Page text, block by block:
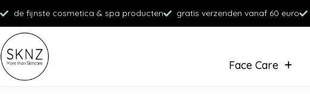
de fijnste cosmetica & spa producten gratis verzenden vanaf 60 euro
Face Care